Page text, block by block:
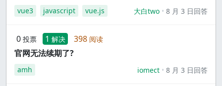
vue3 javascript vue.js 大白two 8 月 3 日回答
0 投票 1 解决 398 阅读
官网无法续期了?
amh iomect 8 月 3 日回答